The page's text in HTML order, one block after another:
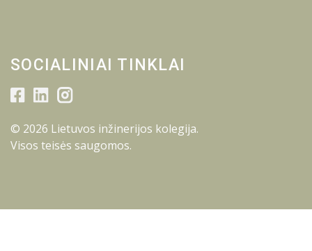
SOCIALINIAI TINKLAI
© 2026 Lietuvos inžinerijos kolegija.
Visos teisės saugomos.